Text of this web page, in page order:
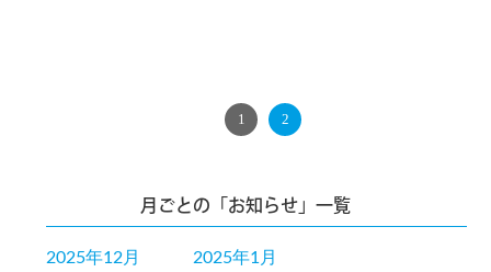
1 2
月ごとの「お知らせ」一覧
2025年12月
2025年1月